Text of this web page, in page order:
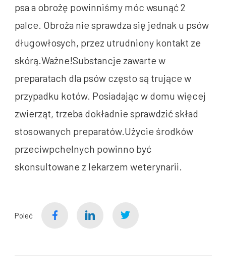
Poleć
psa a obrożę powinniśmy móc wsunąć 2
palce. Obroża nie sprawdza się jednak u psów
długowłosych, przez utrudniony kontakt ze
skórą.Ważne!Substancje zawarte w
preparatach dla psów często są trujące w
przypadku kotów. Posiadając w domu więcej
zwierząt, trzeba dokładnie sprawdzić skład
stosowanych preparatów.Użycie środków
przeciwpchelnych powinno być
skonsultowane z lekarzem weterynarii.